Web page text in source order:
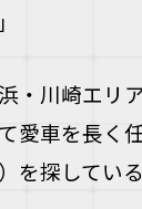
・川崎エリ
愛車を長く
を探している